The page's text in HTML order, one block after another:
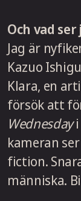
Och vad
Jag är
Kazuo
Klara, en
försök att
Wednesdayi
kameran
fiction.
människa.